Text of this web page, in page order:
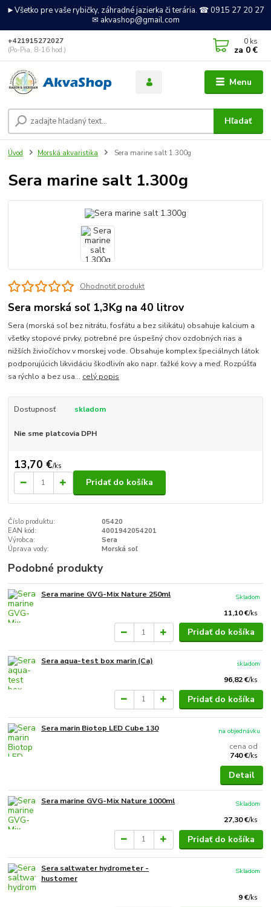
►Všetko pre vaše rybičky, záhradné jazierka či terária. ☎ 0915 27 20 27
✉ akvashop@gmail.com
Menu
Hľadať
+421915272027
(Po-Pia, 8-16 hod.)
0 ks
za 0 €
Úvod Morská akvaristika Sera marine salt 1.300g
Sera marine salt 1.300g
Ohodnotiť produkt
Sera morská soľ 1,3Kg na 40 litrov
Sera (morská soľ bez nitrátu, fosfátu a bez silikátu) obsahuje kalcium a
všetky stopové prvky, potrebné pre úspešný chov ozdobných rias a
nižších živiočíchov v morskej vode. Obsahuje komplex špeciálnych látok
podporujúcich likvidáciu škodlivín ako napr. ťažké kovy a meď. Rozpúšťa
sa rýchlo a bez usa... celý popis
Dostupnosť skladom
Nie sme platcovia DPH
13,70 €/ks
Pridať do košíka
Číslo produktu:
05420
EAN kód:
4001942054201
Výrobca:
Sera
Úprava vody:
Morská soľ
Podobné produkty
Sera marine GVG-Mix Nature 250ml
11,10 €/ks
Skladom
Pridať do košíka
Sera aqua-test box marin (Ca)
96,82 €/ks
skladom
Pridať do košíka
Sera marin Biotop LED Cube 130
cena od
740 €/ks
na objednávku
Detail
Sera marine GVG-Mix Nature 1000ml
27,30 €/ks
Skladom
Pridať do košíka
Sera saltwater hydrometer -
hustomer
9 €/ks
Skladom